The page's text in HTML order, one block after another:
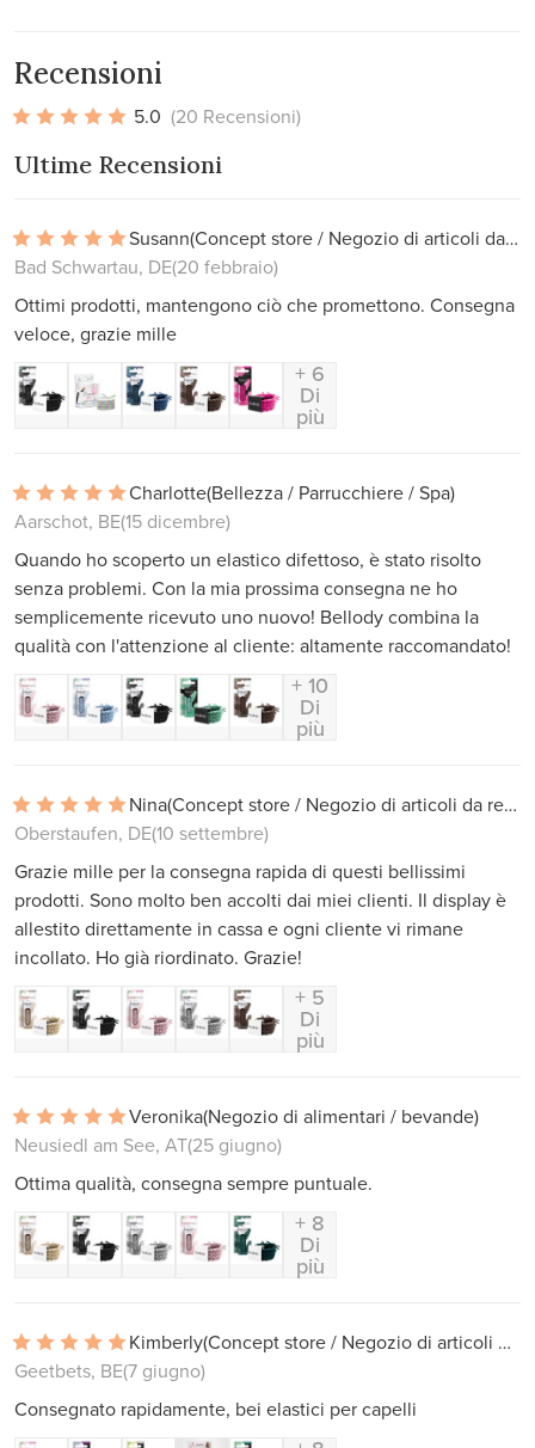
Recensioni
5.0 (20 Recensioni)
Ultime Recensioni
Susann
(Concept store / Negozio di articoli da regalo)
Bad Schwartau, DE(20 febbraio)
Ottimi prodotti, mantengono ciò che promettono. Consegna
veloce, grazie mille
+ 6
Di
più
Charlotte(Bellezza / Parrucchiere / Spa)
Aarschot, BE(15 dicembre)
Quando ho scoperto un elastico difettoso, è stato risolto
senza problemi. Con la mia prossima consegna ne ho
semplicemente ricevuto uno nuovo! Bellody combina la
qualità con l'attenzione al cliente: altamente raccomandato!
+ 10
Di
più
Nina
(Concept store / Negozio di articoli da regalo)
Oberstaufen, DE(10 settembre)
Grazie mille per la consegna rapida di questi bellissimi
prodotti. Sono molto ben accolti dai miei clienti. Il display è
allestito direttamente in cassa e ogni cliente vi rimane
incollato. Ho già riordinato. Grazie!
+ 5
Di
più
Veronika(Negozio di alimentari / bevande)
Neusiedl am See, AT(25 giugno)
Ottima qualità, consegna sempre puntuale.
+ 8
Di
più
Kimberly
(Concept store / Negozio di articoli da regalo)
Geetbets, BE(7 giugno)
Consegnato rapidamente, bei elastici per capelli